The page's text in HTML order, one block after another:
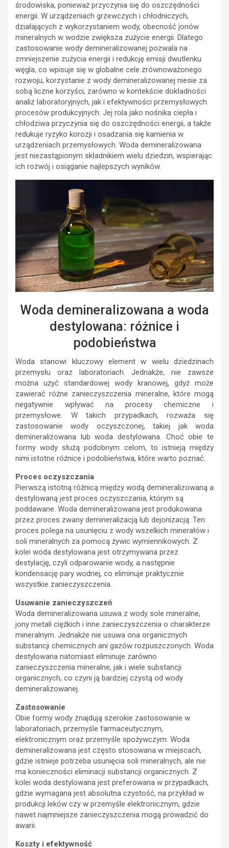
środowiska, ponieważ przyczynia się do oszczędności
energii. W urządzeniach grzewczych i chłodniczych,
działających z wykorzystaniem wody, obecność jonów
mineralnych w wodzie zwiększa zużycie energii. Dlatego
zastosowanie wody demineralizowanej pozwala na
zmniejszenie zużycia energii i redukcję emisji dwutlenku
węgla, co wpisuje się w globalne cele zrównoważonego
rozwoju, korzystanie z wody demineralizowanej niesie za
sobą liczne korzyści, zarówno w kontekście dokładności
analiz laboratoryjnych, jak i efektywności przemysłowych
procesów produkcyjnych. Jej rola jako nośnika ciepła i
chłodziwa przyczynia się do oszczędności energii, a także
redukuje ryzyko korozji i osadzania się kamienia w
urządzeniach przemysłowych. Woda demineralizowana
jest niezastąpionym składnikiem wielu dziedzin, wspierając
ich rozwój i osiąganie najlepszych wyników.
Woda demineralizowana a woda
destylowana: różnice i
podobieństwa
Woda stanowi kluczowy element w wielu dziedzinach
przemysłu oraz laboratoriach. Jednakże, nie zawsze
można użyć standardowej wody kranowej, gdyż może
zawierać różne zanieczyszczenia mineralne, które mogą
negatywnie wpływać na procesy chemiczne i
przemysłowe. W takich przypadkach, rozważa się
zastosowanie wody oczyszczonej, takiej jak woda
demineralizowana lub woda destylowana. Choć obie te
formy wody służą podobnym celom, to istnieją między
nimi istotne różnice i podobieństwa, które warto poznać.
Proces oczyszczania
Pierwszą istotną różnicą między wodą demineralizowaną a
destylowaną jest proces oczyszczania, którym są
poddawane. Woda demineralizowana jest produkowana
przez proces zwany demineralizacją lub dejonizacją. Ten
proces polega na usunięciu z wody wszelkich minerałów i
soli mineralnych za pomocą żywic wymiennikowych. Z
kolei woda destylowana jest otrzymywana przez
destylację, czyli odparowanie wody, a następnie
kondensację pary wodnej, co eliminuje praktycznie
wszystkie zanieczyszczenia.
Usuwanie zanieczyszczeń
Woda demineralizowana usuwa z wody sole mineralne,
jony metali ciężkich i inne zanieczyszczenia o charakterze
mineralnym. Jednakże nie usuwa ona organicznych
substancji chemicznych ani gazów rozpuszczonych. Woda
destylowana natomiast eliminuje zarówno
zanieczyszczenia mineralne, jak i wiele substancji
organicznych, co czyni ją bardziej czystą od wody
demineralizowanej.
Zastosowanie
Obie formy wody znajdują szerokie zastosowanie w
laboratoriach, przemyśle farmaceutycznym,
elektronicznym oraz przemyśle spożywczym. Woda
demineralizowana jest często stosowana w miejscach,
gdzie istnieje potrzeba usunięcia soli mineralnych, ale nie
ma konieczności eliminacji substancji organicznych. Z
kolei woda destylowana jest preferowana w przypadkach,
gdzie wymagana jest absolutna czystość, na przykład w
produkcji leków czy w przemyśle elektronicznym, gdzie
nawet najmniejsze zanieczyszczenia mogą prowadzić do
awarii.
Koszty i efektywność